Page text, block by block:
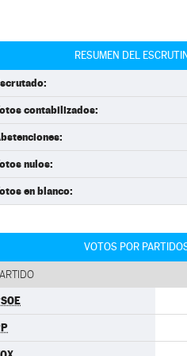
RESUMEN DEL
contabilizados:
nulos:
en blanco:
VOTOS POR